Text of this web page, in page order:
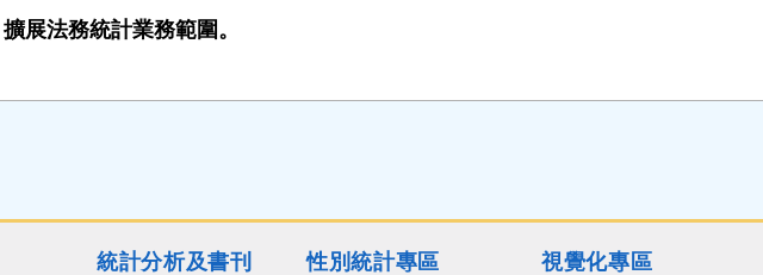
展法務統計業務範圍。
統計分析及書刊 性別統計專區 視覺化專區